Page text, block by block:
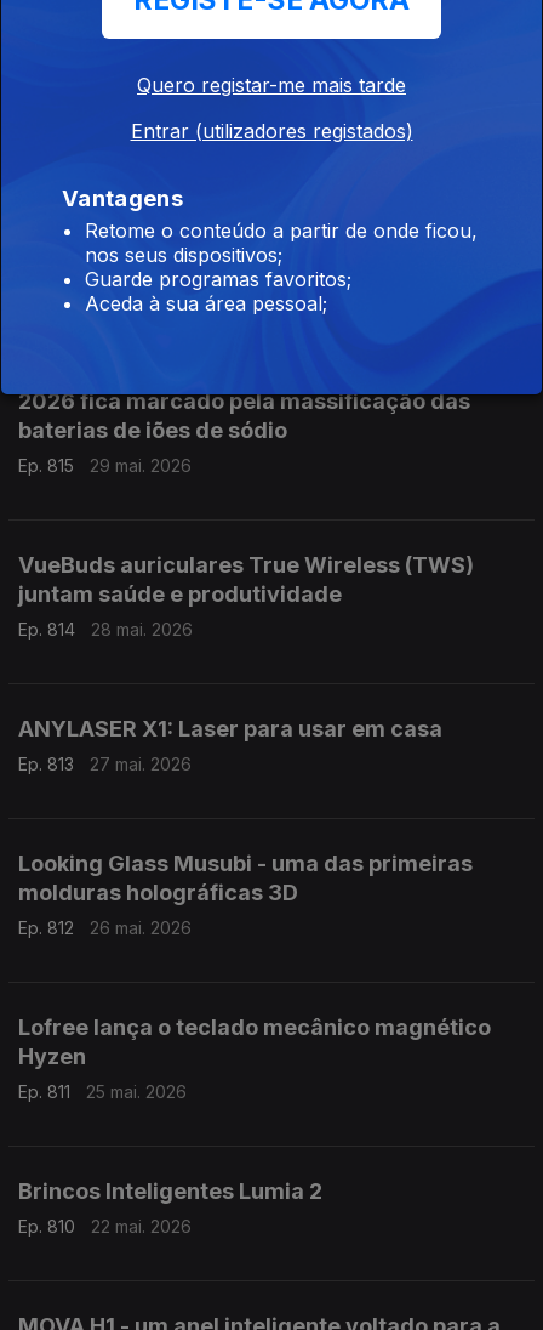
Investigadores da Universidade de Coimbra
criam novo condutor transparente para ecrãs
02 jun. 2026
Google apresenta o Gemini 3.5 Flash: novo
modelo de linguagem
Ep. 816 01 jun. 2026
2026 fica marcado pela massificação das
baterias de iões de sódio
Ep. 815 29 mai. 2026
VueBuds auriculares True Wireless (TWS)
juntam saúde e produtividade
Ep. 814 28 mai. 2026
ANYLASER X1: Laser para usar em casa
Ep. 813 27 mai. 2026
Looking Glass Musubi - uma das primeiras
molduras holográficas 3D
Ep. 812 26 mai. 2026
Lofree lança o teclado mecânico magnético
Hyzen
Ep. 811 25 mai. 2026
Brincos Inteligentes Lumia 2
Ep. 810 22 mai. 2026
Quero registar-me mais tarde
Entrar (utilizadores registados)
Vantagens
Retome o conteúdo a partir de onde ficou,
nos seus dispositivos;
Guarde programas favoritos;
Aceda à sua área pessoal;